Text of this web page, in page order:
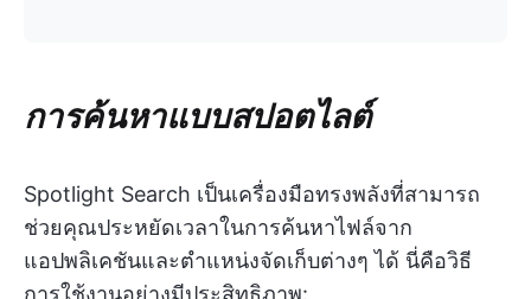
การค้นหาแบบสปอตไลต์
Spotlight Search เป็นเครื่องมือทรงพลังที่สามารถ
ช่วยคุณประหยัดเวลาในการค้นหาไฟล์จาก
แอปพลิเคชันและตำแหน่งจัดเก็บต่างๆ ได้ นี่คือวิธี
การใช้งานอย่างมีประสิทธิภาพ: